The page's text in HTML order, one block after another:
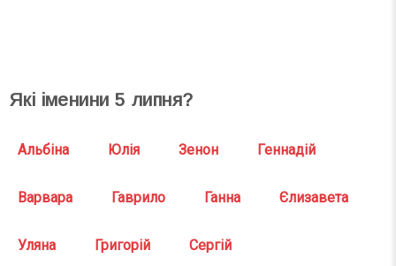
Які іменини 5 липня?
Альбіна Юлія Зенон Геннадій
Варвара Гаврило Ганна Єлизавета
Уляна Григорій Сергій